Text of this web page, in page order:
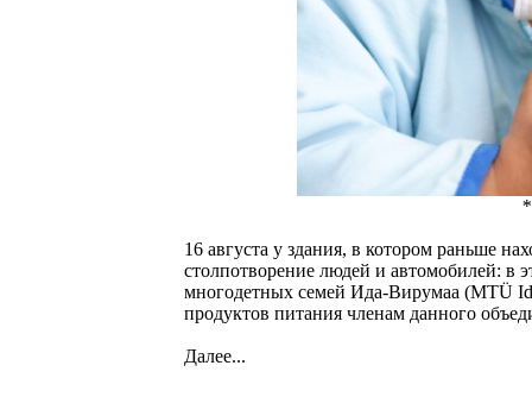
16 августа у здания, в котором раньше
столпотворение людей и автомобилей: в
многодетных семей Ида-Вирумаа (MTÜ
продуктов питания членам данного
Далее...